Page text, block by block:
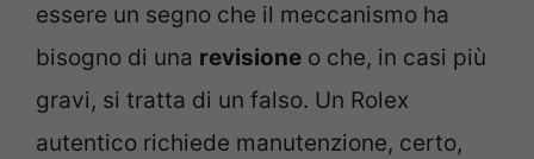
essere un segno che il meccanismo ha
bisogno di una revisione o che, in casi più
gravi, si tratta di un falso. Un Rolex
autentico richiede manutenzione, certo,